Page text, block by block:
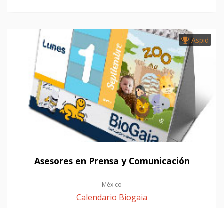
Aspid
Asesores en Prensa y Comunicación
México
Calendario Biogaia